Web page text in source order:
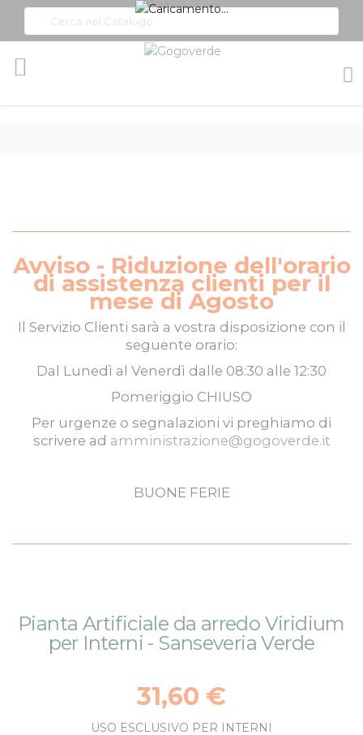
Avviso - Riduzione dell'orario
di assistenza clienti per il
mese di Agosto
Il Servizio Clienti sarà a vostra disposizione con il
seguente orario:
Dal Lunedì al Venerdì dalle 08:30 alle 12:30
Pomeriggio CHIUSO
Per urgenze o segnalazioni vi preghiamo di
scrivere ad amministrazione@gogoverde.it
BUONE FERIE
alla
all'inizio
Pianta Artificiale da arredo Viridium
per Interni - Sanseveria Verde
31,60 €
USO ESCLUSIVO PER INTERNI